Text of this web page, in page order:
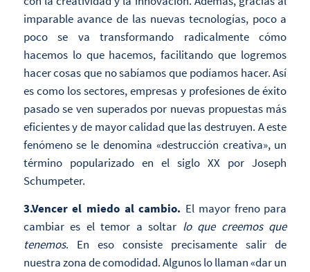
imparable avance de las nuevas tecnologías, poco a
poco se va transformando radicalmente cómo
hacemos lo que hacemos, facilitando que logremos
hacer cosas que no sabíamos que podíamos hacer. Así
es como los sectores, empresas y profesiones de éxito
pasado se ven superados por nuevas propuestas más
eficientes y de mayor calidad que las destruyen. A este
fenómeno se le denomina «destrucción creativa», un
término popularizado en el siglo XX por Joseph
Schumpeter.
3.Vencer el miedo al cambio. El mayor freno para
cambiar es el temor a soltar lo que creemos que
tenemos. En eso consiste precisamente salir de
nuestra zona de comodidad. Algunos lo llaman «dar un